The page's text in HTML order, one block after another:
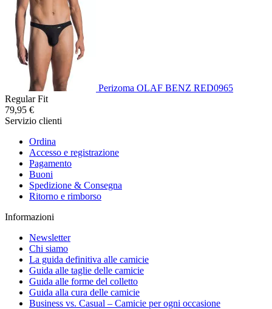
Perizoma OLAF BENZ RED0965
Regular Fit
79,95 €
Servizio clienti
Ordina
Accesso e registrazione
Pagamento
Buoni
Spedizione & Consegna
Ritorno e rimborso
Informazioni
Newsletter
Chi siamo
La guida definitiva alle camicie
Guida alle taglie delle camicie
Guida alle forme del colletto
Guida alla cura delle camicie
Business vs. Casual – Camicie per ogni occasione